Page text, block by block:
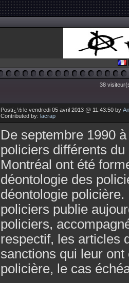
38
Postï¿½ le vendredi 05 avril 2013 @ 11:43:50 by
Contributed by: lacrap
De septembre 1990
policiers différents
Montréal ont été
déontologie des
déontologie
policiers publie
policiers,
respectif, les articles
sanctions qui leur
policière, le cas